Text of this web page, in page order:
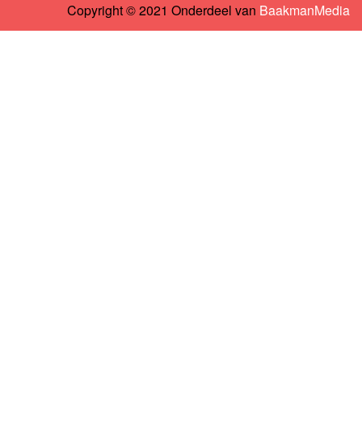
Copyright © 2021 Onderdeel van BaakmanMedia